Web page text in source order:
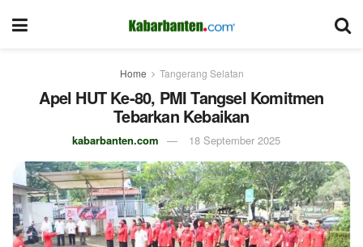
Home Tangerang Selatan
Apel HUT Ke-80, PMI Tangsel Komitmen
Tebarkan Kebaikan
kabarbanten.com 18 September 2025